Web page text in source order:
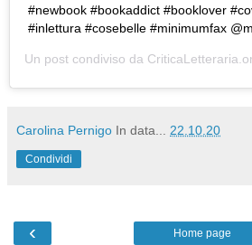
#newbook #bookaddict #booklover
#inlettura #cosebelle #minimumfax
Un post condiviso da
Carolina Pernigo In data... 22.10.20
Condividi
‹ Home page